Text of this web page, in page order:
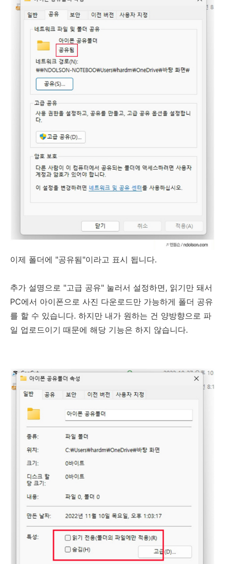
이제 폴더에 "공유됨"이라고 표시 됩니다.
추가 설명으로 "고급 공유" 눌러서 설정하면, 읽기만 돼서
PC에서 아이폰으로 사진 다운로드만 가능하게 폴더 공유
를 할 수 있습니다. 하지만 내가 원하는 건 양방향으로 파
일 업로드이기 때문에 해당 기능은 하지 않습니다.